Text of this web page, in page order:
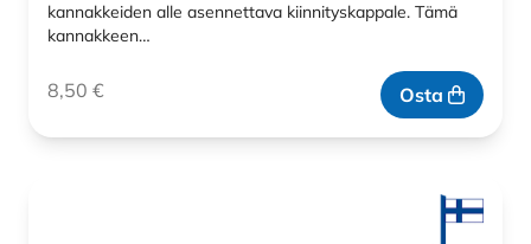
kannakkeiden alle asennettava kiinnityskappale. Tämä
kannakkeen…
8,50 € Osta